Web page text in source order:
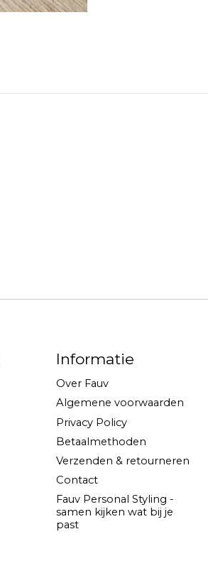
Informatie
Over Fauv
Algemene voorwaarden
Privacy Policy
Betaalmethoden
Verzenden & retourneren
Contact
Fauv Personal Styling -
samen kijken wat bij je
past